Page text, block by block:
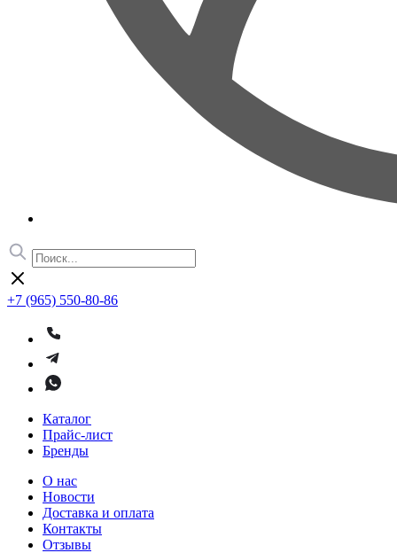
+7 (965) 550-80-86
Каталог
Прайс-лист
Бренды
О нас
Новости
Доставка и оплата
Контакты
Отзывы